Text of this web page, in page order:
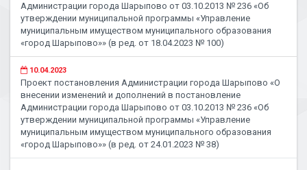
Администрации города Шарыпово от 03.10.2013 № 236 «Об
утверждении муниципальной программы «Управление
муниципальным имуществом муниципального образования
«город Шарыпово»» (в ред. от 18.04.2023 № 100)
10.04.2023
Проект постановления Администрации города Шарыпово «О
внесении изменений и дополнений в постановление
Администрации города Шарыпово от 03.10.2013 № 236 «Об
утверждении муниципальной программы «Управление
муниципальным имуществом муниципального образования
«город Шарыпово»» (в ред. от 24.01.2023 № 38)